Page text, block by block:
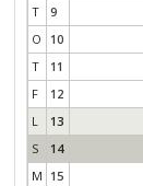
T
9
O
10
T
11
F
12
L
13
S
14
M 15